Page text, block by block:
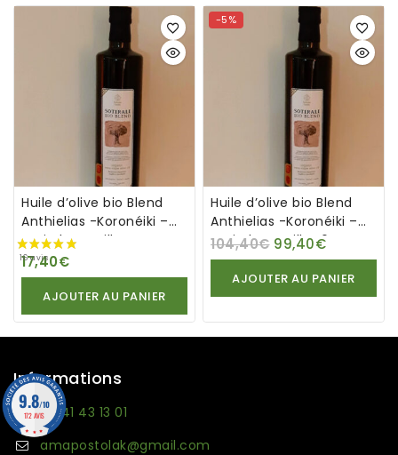
Huile d’olive bio Blend
Anthielias -Koronéiki –
Sotirale Familly
17,40€
AJOUTER AU PANIER
-5%
Huile d’olive bio Blend
Anthielias -Koronéiki –
Sotirale Familly x6
104,40€ 99,40€
AJOUTER AU PANIER
Informations
06 41 43 13 01
amapostolak@gmail.com
9.8/10
172 AVIS